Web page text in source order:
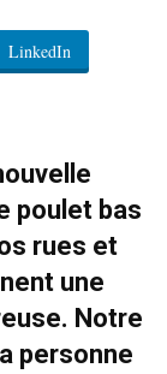
LinkedIn
poulet bas
rues et
une
Notre
personne